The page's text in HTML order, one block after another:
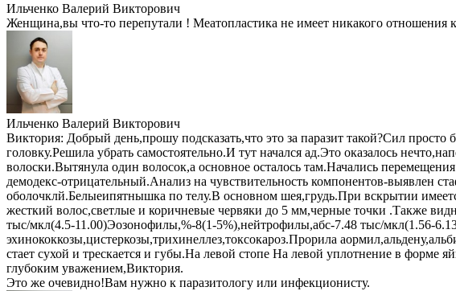
Ильченко Валерий Викторович
Женщина,вы что-то перепутали ! Меатопластика не имеет никакого
Ильченко Валерий Викторович
Виктория: Добрый день,прошу подсказать,что это за паразит такой?Сил
головку.Решила убрать самостоятельно.И тут начался ад.Это оказалось
волоски.Вытянула один волосок,а основное осталось там.Начались
демодекс-отрицательный.Анализ на чувствительность компонентов-выявлен
оболочклй.Белыеипятнышка по телу.В основном шея,грудь.При вскрытии
жесткий волос,светлые и коричневые червяки до 5 мм,черные точки .Также
тыс/мкл(4.5-11.00)Эозонофилы,%-8(1-5%),нейтрофилы,абс-7.48 тыс/мкл(1.56-
эхинококкозы,цистеркозы,трихинеллез,токсокароз.Прорила
стает сухой и трескается и губы.На левой стопе На левой уплотнение в
глубоким уважением,Виктория.
Это же очевидно!Вам нужно к паразитологу или инфекционисту.